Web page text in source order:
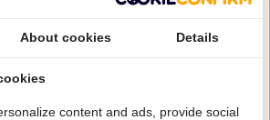
vraag over dit product?
helpen je graag! Spreek ons aan
chat of stuur een e-mail.
Stuur e-mail
About cookies Details
content and ads, provide social